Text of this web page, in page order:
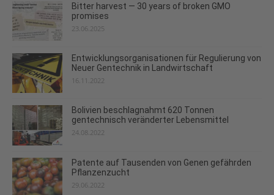
Bitter harvest — 30 years of broken GMO
promises
23.06.2025
Entwicklungsorganisationen für Regulierung von
Neuer Gentechnik in Landwirtschaft
16.11.2022
Bolivien beschlagnahmt 620 Tonnen
gentechnisch veränderter Lebensmittel
24.08.2022
Patente auf Tausenden von Genen gefährden
Pflanzenzucht
29.06.2022